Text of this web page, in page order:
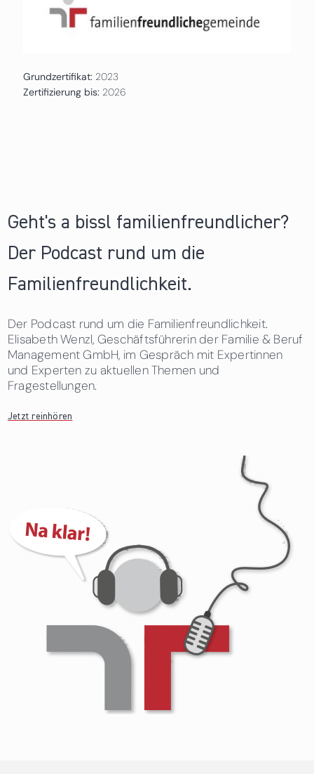
Grundzertifikat: 2023
Zertifizierung bis: 2026
Geht's a bissl familienfreundlicher?
Der Podcast rund um die
Familienfreundlichkeit.
Der Podcast rund um die Familienfreundlichkeit.
Elisabeth Wenzl, Geschäftsführerin der Familie & Beruf
Management GmbH, im Gespräch mit Expertinnen
und Experten zu aktuellen Themen und
Fragestellungen.
Jetzt reinhören